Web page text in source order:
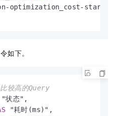
- optimization_cost-
如下。
较高的Query
"状态",
"耗时(ms)",